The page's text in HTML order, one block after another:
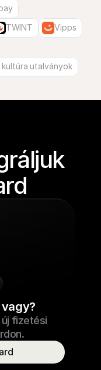
TWINT
Vipps
utalványok
€69,99
fizetési